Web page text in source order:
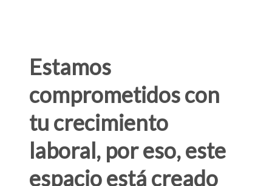
Estamos
comprometidos con
tu crecimiento
laboral, por eso, este
espacio está creado